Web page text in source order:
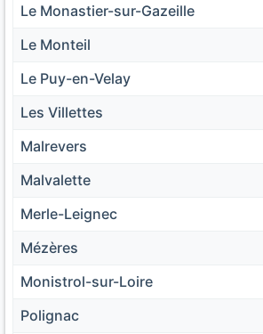
Le Monastier-sur-Gazeille
Le Monteil
Le Puy-en-Velay
Les Villettes
Malrevers
Malvalette
Merle-Leignec
Mézères
Monistrol-sur-Loire
Polignac